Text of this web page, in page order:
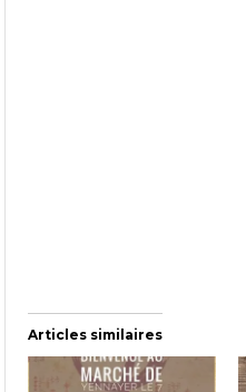
Articles similaires